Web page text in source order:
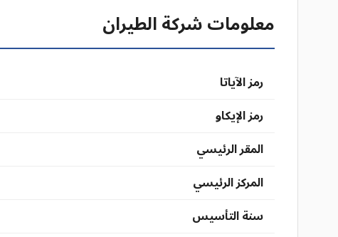
معلومات شركة الطيران
رمز الآياتا
رمز الإيكاو
المقر الرئيسي
المركز الرئيسي
سنة التأسيس